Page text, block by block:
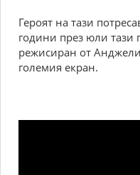
Героят на тази
години през юли тази
режисиран от
големия екран.